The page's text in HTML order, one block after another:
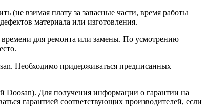
(не взимая плату за запасные части, время работы
материала или изготовления.
времени для ремонта или замены. По усмотрению
Необходимо придерживаться предписанных
Doosan). Для получения информации о гарантии на
гарантией соответствующих производителей, если